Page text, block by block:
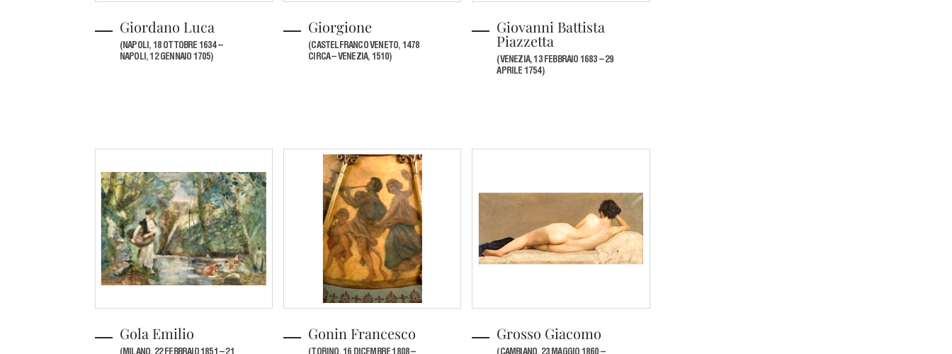
Giordano Luca
(NAPOLI, 18 OTTOBRE 1634 –
NAPOLI, 12 GENNAIO 1705)
Giorgione
(CASTELFRANCO VENETO, 1478
CIRCA – VENEZIA, 1510)
Giovanni Battista
Piazzetta
(VENEZIA, 13 FEBBRAIO 1683 – 29
APRILE 1754)
Gola Emilio Gonin Francesco Grosso Giacomo